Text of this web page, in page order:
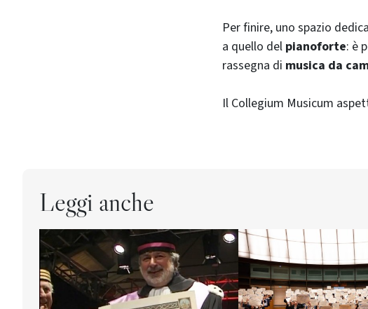
Per finire, uno spazio
a quello del pianoforte: è
rassegna di musica da
Il Collegium Musicum
Leggi anche